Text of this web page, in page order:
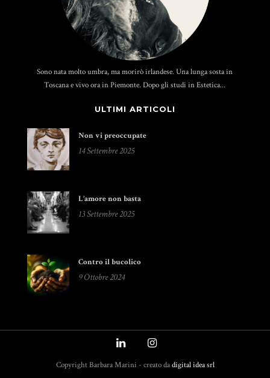
Sono nata molto umbra, ma morirò irlandese. Una lunga sosta in
Toscana e vivo ora in Piemonte. Dopo gli studi in Estetica...
ULTIMI ARTICOLI
Non vi preoccupate
14 Settembre 2025
L’amore non basta
13 Settembre 2025
Contro il bucolico
9 Ottobre 2024
Copyright Barbara Marini - creato dadigital idea srl